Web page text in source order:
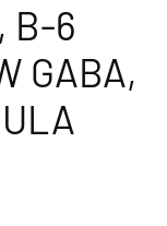
B-6
GABA,